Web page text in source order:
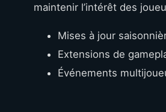
maintenir l’intérêt des
Mises à jour
Extensions de
Événements